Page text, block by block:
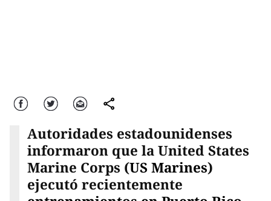
Facebook Twitter Correo comparte
Autoridades estadounidenses
informaron que la United States
Marine Corps (US Marines)
ejecutó recientemente